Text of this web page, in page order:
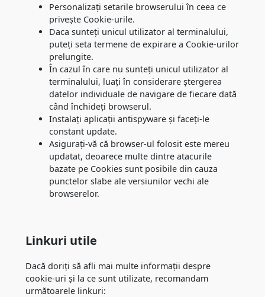
Personalizați setarile browserului în ceea ce
privește Cookie-urile.
Daca sunteți unicul utilizator al terminalului,
puteți seta termene de expirare a Cookie-urilor
prelungite.
În cazul în care nu sunteți unicul utilizator al
terminalului, luați în considerare ștergerea
datelor individuale de navigare de fiecare dată
când închideți browserul.
Instalați aplicații antispyware și faceți-le
constant update.
Asigurați-vă că browser-ul folosit este mereu
updatat, deoarece multe dintre atacurile
bazate pe Cookies sunt posibile din cauza
punctelor slabe ale versiunilor vechi ale
browserelor.
Linkuri utile
Dacă doriți să afli mai multe informații despre
cookie-uri și la ce sunt utilizate, recomandam
următoarele linkuri: